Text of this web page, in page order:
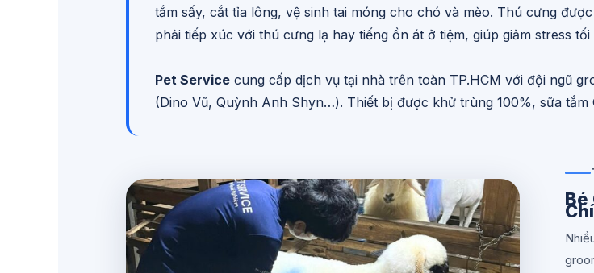
tắm sấy, cắt tỉa lông, vệ sinh tai móng cho chó và mèo. Thú cưng
phải tiếp xúc với thú cưng lạ hay tiếng ồn át ở tiệm, giúp giảm stress tối
Pet Service cung cấp dịch vụ tại nhà trên toàn TP.HCM với đội ngũ
(Dino Vũ, Quỳnh Anh Shyn…). Thiết bị được khử trùng 100%, sữa tắm
Bé